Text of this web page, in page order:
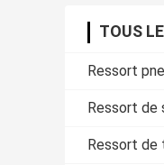
TOUS
Ressort
Ressort de
Ressort de